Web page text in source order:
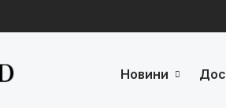
Новини